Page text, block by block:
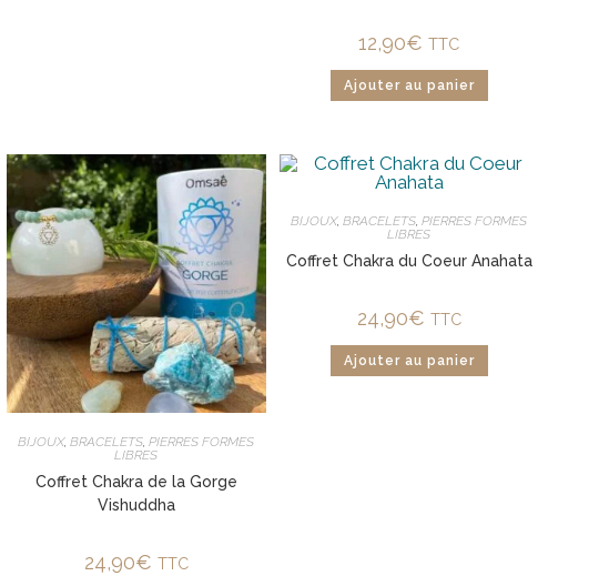
12,90€ TTC
Ajouter au panier
BIJOUX,BRACELETS,PIERRES FORMES
LIBRES
Coffret Chakra de la Gorge
Vishuddha
24,90€ TTC
BIJOUX,BRACELETS ,PIERRES FORMES
LIBRES
Coffret Chakra du Coeur Anahata
24,90€ TTC
Ajouter au panier